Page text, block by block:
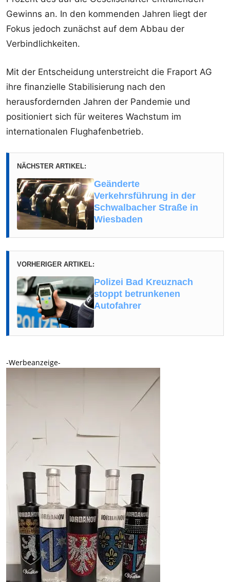
Gewinns an. In den kommenden Jahren liegt der
Fokus jedoch zunächst auf dem Abbau der
Verbindlichkeiten.
Mit der Entscheidung unterstreicht die Fraport AG
ihre finanzielle Stabilisierung nach den
herausfordernden Jahren der Pandemie und
positioniert sich für weiteres Wachstum im
internationalen Flughafenbetrieb.
NÄCHSTER ARTIKEL:
Geänderte
Verkehrsführung in der
Schwalbacher Straße in
Wiesbaden
VORHERIGER ARTIKEL:
Polizei Bad Kreuznach
stoppt betrunkenen
Autofahrer
-Werbeanzeige-